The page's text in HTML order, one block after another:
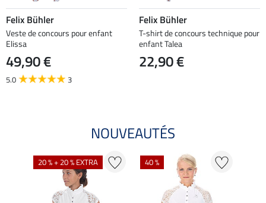
Felix Bühler
Veste de concours pour enfant
Elissa
49,90 €
5.0 3
Felix Bühler
T-shirt de concours technique pour
enfant Talea
22,90 €
NOUVEAUTÉS
20 % + 20 % EXTRA 40 %